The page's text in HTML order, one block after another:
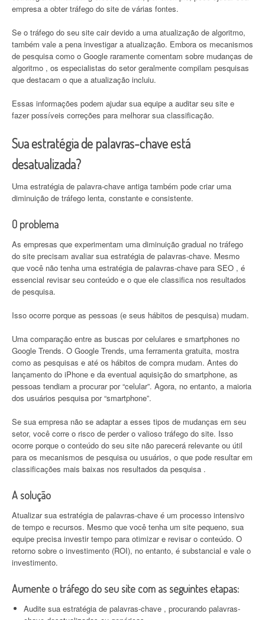
empresa a obter tráfego do site de várias fontes.
Se o tráfego do seu site cair devido a uma atualização de algoritmo,
também vale a pena investigar a atualização. Embora os mecanismos
de pesquisa como o Google raramente comentam sobre mudanças de
algoritmo , os especialistas do setor geralmente compilam pesquisas
que destacam o que a atualização incluiu.
Essas informações podem ajudar sua equipe a auditar seu site e
fazer possíveis correções para melhorar sua classificação.
Sua estratégia de palavras-chave está
desatualizada?
Uma estratégia de palavra-chave antiga também pode criar uma
diminuição de tráfego lenta, constante e consistente.
O problema
As empresas que experimentam uma diminuição gradual no tráfego
do site precisam avaliar sua estratégia de palavras-chave. Mesmo
que você não tenha uma estratégia de palavras-chave para SEO , é
essencial revisar seu conteúdo e o que ele classifica nos resultados
de pesquisa.
Isso ocorre porque as pessoas (e seus hábitos de pesquisa) mudam.
Uma comparação entre as buscas por celulares e smartphones no
Google Trends. O Google Trends, uma ferramenta gratuita, mostra
como as pesquisas e até os hábitos de compra mudam. Antes do
lançamento do iPhone e da eventual aquisição do smartphone, as
pessoas tendiam a procurar por “celular”. Agora, no entanto, a maioria
dos usuários pesquisa por “smartphone”.
Se sua empresa não se adaptar a esses tipos de mudanças em seu
setor, você corre o risco de perder o valioso tráfego do site. Isso
ocorre porque o conteúdo do seu site não parecerá relevante ou útil
para os mecanismos de pesquisa ou usuários, o que pode resultar em
classificações mais baixas nos resultados da pesquisa .
A solução
Atualizar sua estratégia de palavras-chave é um processo intensivo
de tempo e recursos. Mesmo que você tenha um site pequeno, sua
equipe precisa investir tempo para otimizar e revisar o conteúdo. O
retorno sobre o investimento (ROI), no entanto, é substancial e vale o
investimento.
Aumente o tráfego do seu site com as seguintes etapas:
Audite sua estratégia de palavras-chave , procurando palavras-